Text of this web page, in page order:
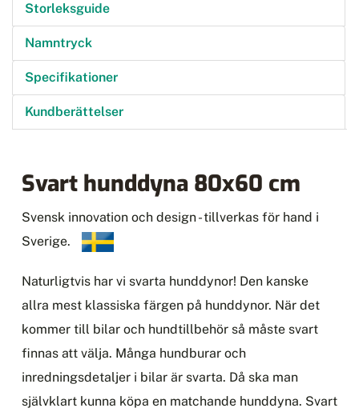
Storleksguide
Namntryck
Specifikationer
Kundberättelser
Svart hunddyna 80x60 cm
Svensk innovation och design - tillverkas för hand i
Sverige.
Naturligtvis har vi svarta hunddynor! Den kanske
allra mest klassiska färgen på hunddynor. När det
kommer till bilar och hundtillbehör så måste svart
finnas att välja. Många hundburar och
inredningsdetaljer i bilar är svarta. Då ska man
självklart kunna köpa en matchande hunddyna. Svart